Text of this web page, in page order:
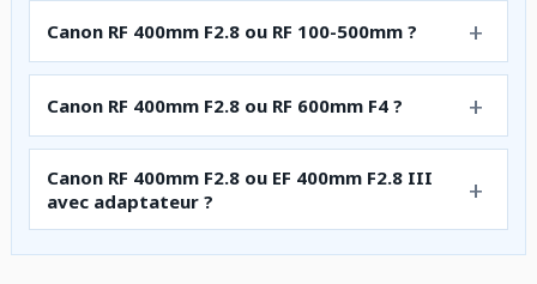
Canon RF 400mm F2.8 ou RF 100-500mm ?
Canon RF 400mm F2.8 ou RF 600mm F4 ?
Canon RF 400mm F2.8 ou EF 400mm F2.8 III
avec adaptateur ?